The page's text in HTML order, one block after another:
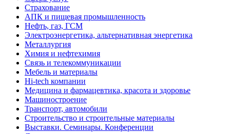
Страхование
АПК и пищевая промышленность
Нефть, газ, ГСМ
Электроэнергетика, альтернативная энергетика
Металлургия
Химия и нефтехимия
Связь и телекоммуникации
Мебель и материалы
Hi-tech компании
Медицина и фармацевтика, красота и здоровье
Машиностроение
Транспорт, автомобили
Строительство и строительные материалы
Выставки. Семинары. Конференции